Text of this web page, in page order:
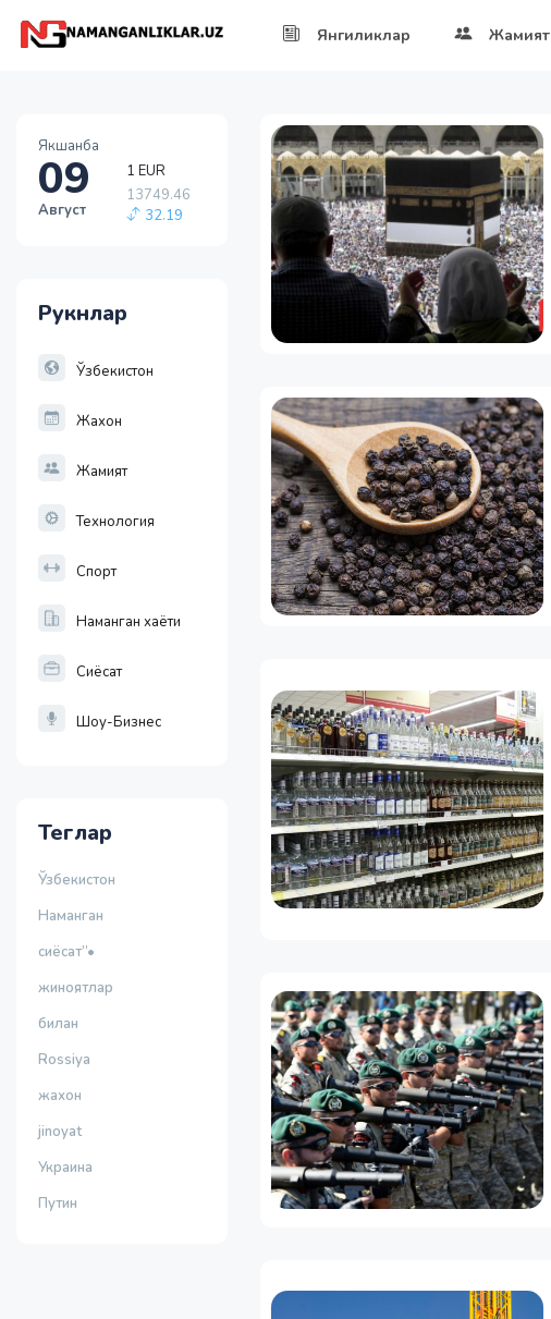
Янгиликлар Жамият
Якшанба
09
Август
1 EUR
13749.46
32.19
1 EUR
Рукнлар
Ўзбекистон
Жахон
Жамият
Технология
Спорт
Наманган хаёти
Сиёсат
Шоу-Бизнес
Теглар
Ўзбекистон
Наманган
сиёсат”•
жиноятлар
билан
Rossiya
жахон
jinoyat
Украина
Путин